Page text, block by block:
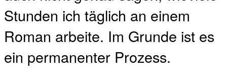
Stunden ich täglich an einem
Roman arbeite. Im Grunde ist es
ein permanenter Prozess.